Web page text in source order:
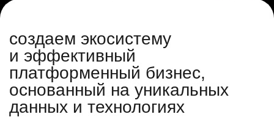
создаем экосистему
и эффективный
платформенный бизнес,
основанный на уникальных
данных и технологиях